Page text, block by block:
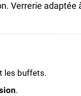
Verrerie adaptée
les buffets.
.